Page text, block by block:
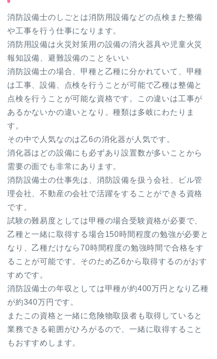
消防設備士のしごとは消防用設備などの点検また整備
や工事を行う仕事になります。
消防用設備は火災対策用の設備の消火器具や児童火災
報知設備、避難設備のことをいい
消防設備士の場合、甲種と乙種に分かれていて、甲種
は工事、設備、点検を行うことが可能で乙種は整備と
点検を行うことが可能な資格です。この違いは工事が
あるかないかの違いとなり。種類は多岐にわたりま
す。
その中で人気なのは乙6の消化器が人気です。
消化器はどの設備にも必ずあり設置数が多いことから
需要の面でも非常にあります。
消防設備士の仕事先は、消防設備を扱う会社、ビル管
理会社、不動産の会社で活躍をすることができる資格
です。
試験の難易度としては甲種の場合受験資格が必要で、
乙種と一緒に取得する場合150時間程度の勉強が必要と
なり、乙種だけなら70時間程度の勉強時間で合格をす
ることが可能です。そのため乙6から取得するのがおす
すめです。
消防設備士の年収としては甲種が約400万円となり乙種
が約340万円です。
またこの資格と一緒に危険物取扱者も取得していると
業務できる範囲がひろがるので、一緒に取得すること
もおすすめします。